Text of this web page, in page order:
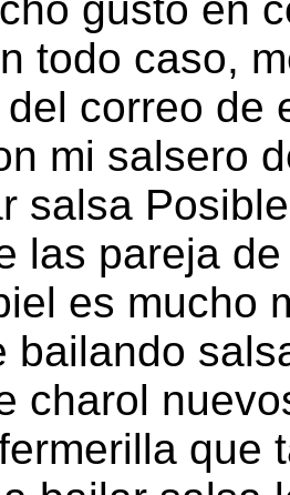
gusto en
todo caso,
correo de
mi salsero
salsa
las pareja
es mucho
bailando
charol
que